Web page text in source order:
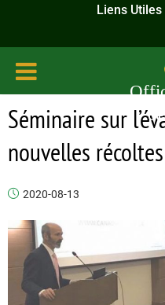
Liens Utiles
Séminaire sur
nouvelles
2020-08-13